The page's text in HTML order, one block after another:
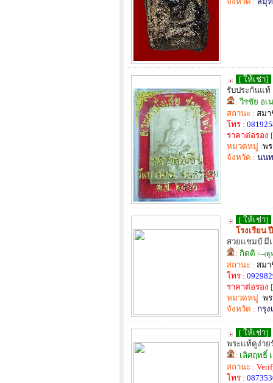
[ ให้เช่า]
รับประกันแท้
: วีรชัย อ
สถานะ : สมา
โทร :
ราคาต่อรอง
หมวดหมู่ :พ
จังหวัด : นน
[ ให้เช่า]
โรงเรียน
สวยแชมป์ มี
: กิตติ <--(ดู
สถานะ : สมา
โทร :
ราคาต่อรอง
หมวดหมู่ :พ
จังหวัด : กรุ
[ ให้เช่า]
พระแท้ดูง่า
: เลิศฤทธิ์
สถานะ :
โทร :